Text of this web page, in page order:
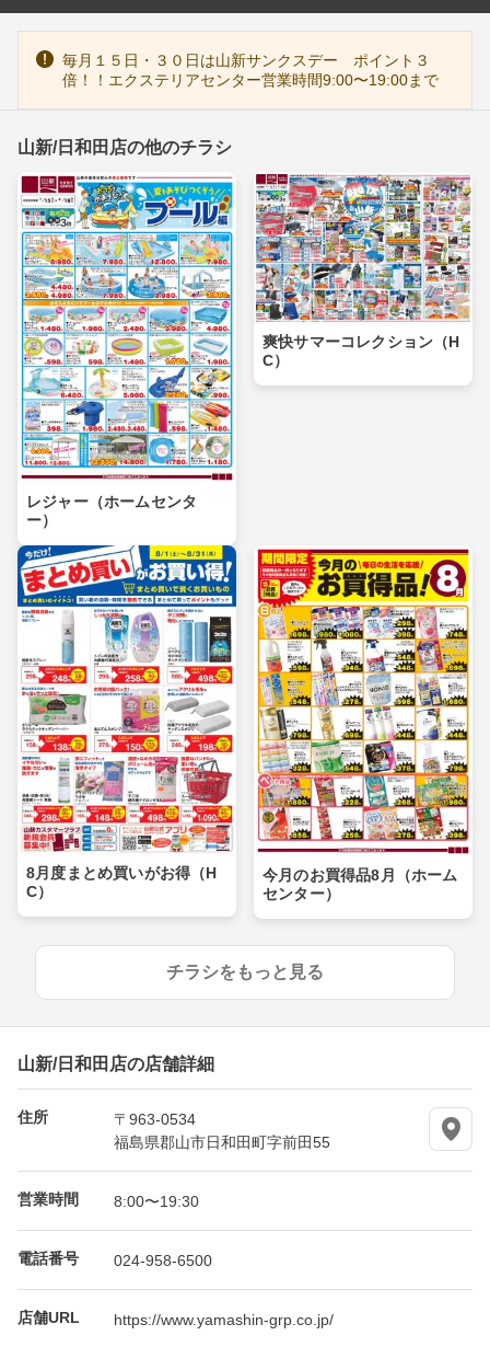
毎月１５日・３０日は山新サンクスデー ポイント３
倍！！エクステリアセンター営業時間9:00〜19:00まで
山新/日和田店の他のチラシ
レジャー（ホームセンタ
ー）
爽快サマーコレクション（H
C）
8月度まとめ買いがお得（H
C）
今月のお買得品8月（ホーム
センター）
チラシをもっと見る
山新/日和田店の店舗詳細
住所
〒963-0534
福島県郡山市日和田町字前田55
営業時間 8:00〜19:30
電話番号 024-958-6500
店舗URL https://www.yamashin-grp.co.jp/